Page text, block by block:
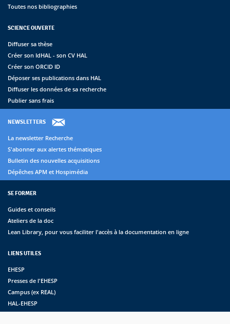
Toutes nos bibliographies
SCIENCE OUVERTE
Diffuser sa thèse
Créer son IdHAL - son CV HAL
Créer son ORCID ID
Déposer ses publications dans HAL
Diffuser les données de sa recherche
Publier sans frais
NEWSLETTERS
La newsletter Recherche
S'abonner aux alertes thématiques
Bulletin des nouvelles acquisitions
Dépêches APM et Hospimédia
SE FORMER
Guides et conseils
Ateliers de la doc
Lean Library, pour vous faciliter l'accès à la documentation en ligne
LIENS UTILES
EHESP
Presses de l'EHESP
Campus (ex REAL)
HAL-EHESP